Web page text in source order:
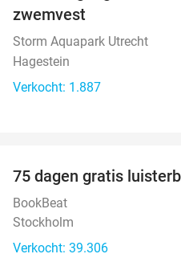
zwemvest
Storm Aquapark Utrecht
Hagestein
Verkocht: 1.887
75 dagen gratis
BookBeat
Stockholm
Verkocht: 39.306